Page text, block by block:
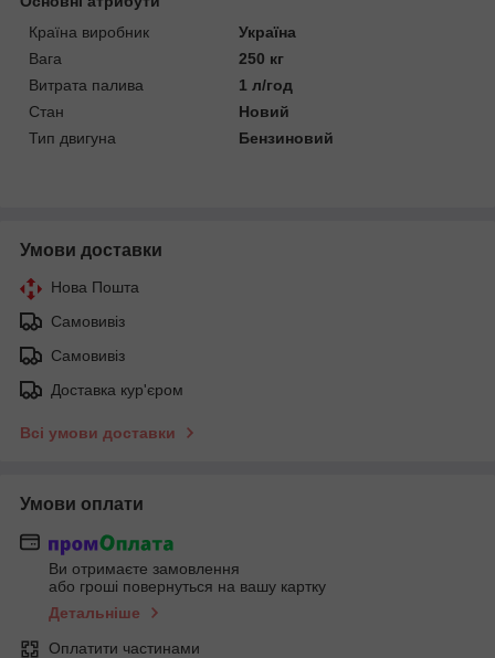
Країна виробник
Україна
Вага
250 кг
Витрата палива
1 л/год
Стан
Новий
Тип двигуна
Бензиновий
Умови доставки
Нова Пошта
Самовивіз
Самовивіз
Доставка кур'єром
Всі умови доставки
Умови оплати
Ви отримаєте замовлення
або гроші повернуться на вашу картку
Детальніше
Оплатити частинами